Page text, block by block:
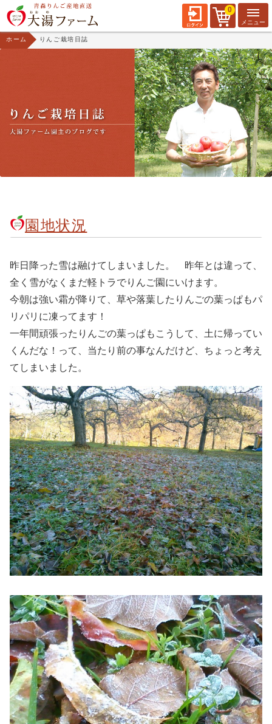
0
ホーム りんご栽培日誌
園地状況
昨日降った雪は融けてしまいました。 昨年とは違って、
全く雪がなくまだ軽トラでりんご園にいけます。
今朝は強い霜が降りて、草や落葉したりんごの葉っぱもパ
リパリに凍ってます！
一年間頑張ったりんごの葉っぱもこうして、土に帰ってい
くんだな！って、当たり前の事なんだけど、ちょっと考え
てしまいました。